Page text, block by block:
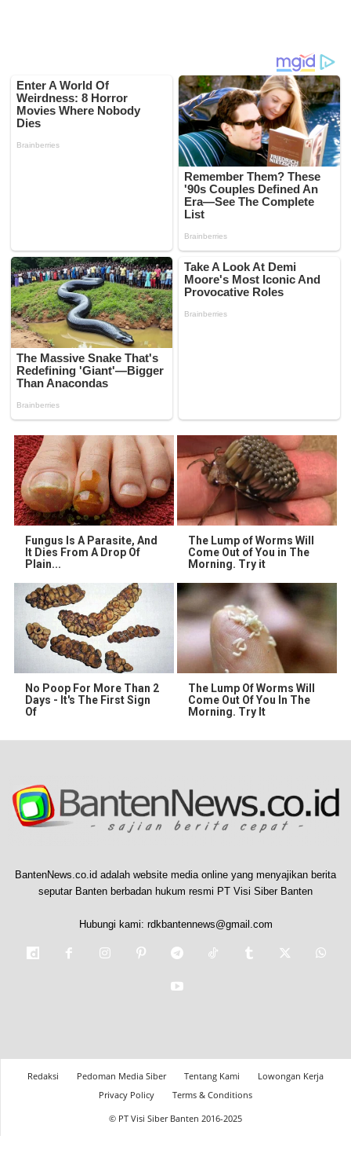
Fungus Is A Parasite, And
It Dies From A Drop Of
Plain...
The Lump of Worms Will
Come Out of You in The
Morning. Try it
No Poop For More Than 2
Days - It's The First Sign
Of
The Lump Of Worms Will
Come Out Of You In The
Morning. Try It
BantenNews.co.id adalah website media online yang menyajikan berita
seputar Banten berbadan hukum resmi PT Visi Siber Banten
Hubungi kami: rdkbantennews@gmail.com
Redaksi Pedoman Media Siber Tentang Kami
Lowongan Kerja
Privacy Policy
Terms & Conditions
© PT Visi Siber Banten 2016-2025